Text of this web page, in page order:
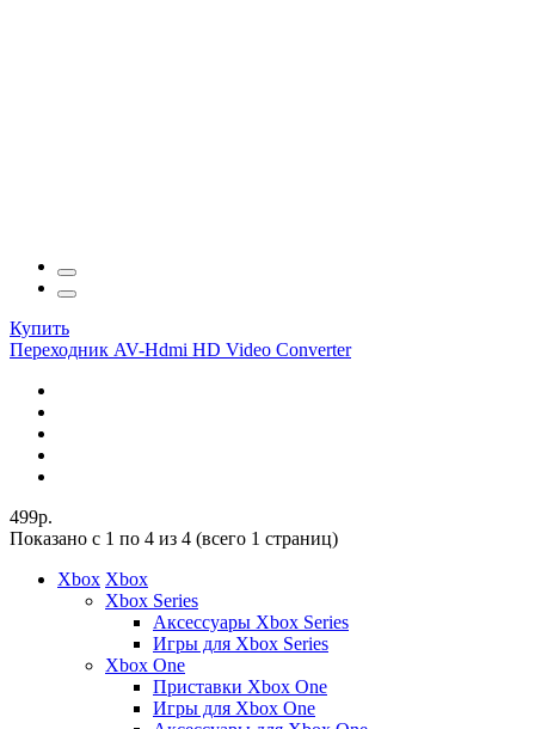
Купить
Переходник AV-Hdmi HD Video Converter
499р.
Показано с 1 по 4 из 4 (всего 1 страниц)
Xbox Xbox
Xbox Series
Аксессуары Xbox Series
Игры для Xbox Series
Xbox One
Приставки Xbox One
Игры для Xbox One